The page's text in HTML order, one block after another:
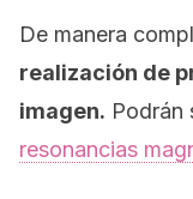
De manera
realización de
imagen. Podrán
resonancias